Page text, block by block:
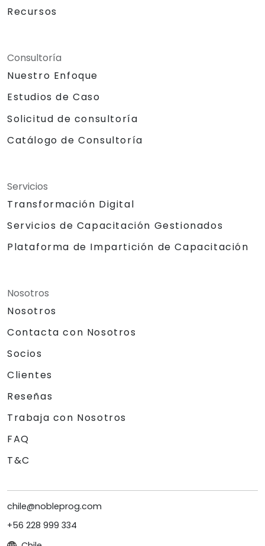
Recursos
Consultoría
Nuestro Enfoque
Estudios de Caso
Solicitud de consultoría
Catálogo de Consultoría
Servicios
Transformación Digital
Servicios de Capacitación Gestionados
Plataforma de Impartición de Capacitación
Nosotros
Nosotros
Contacta con Nosotros
Socios
Clientes
Reseñas
Trabaja con Nosotros
FAQ
T&C
chile@nobleprog.com
+56 228 999 334